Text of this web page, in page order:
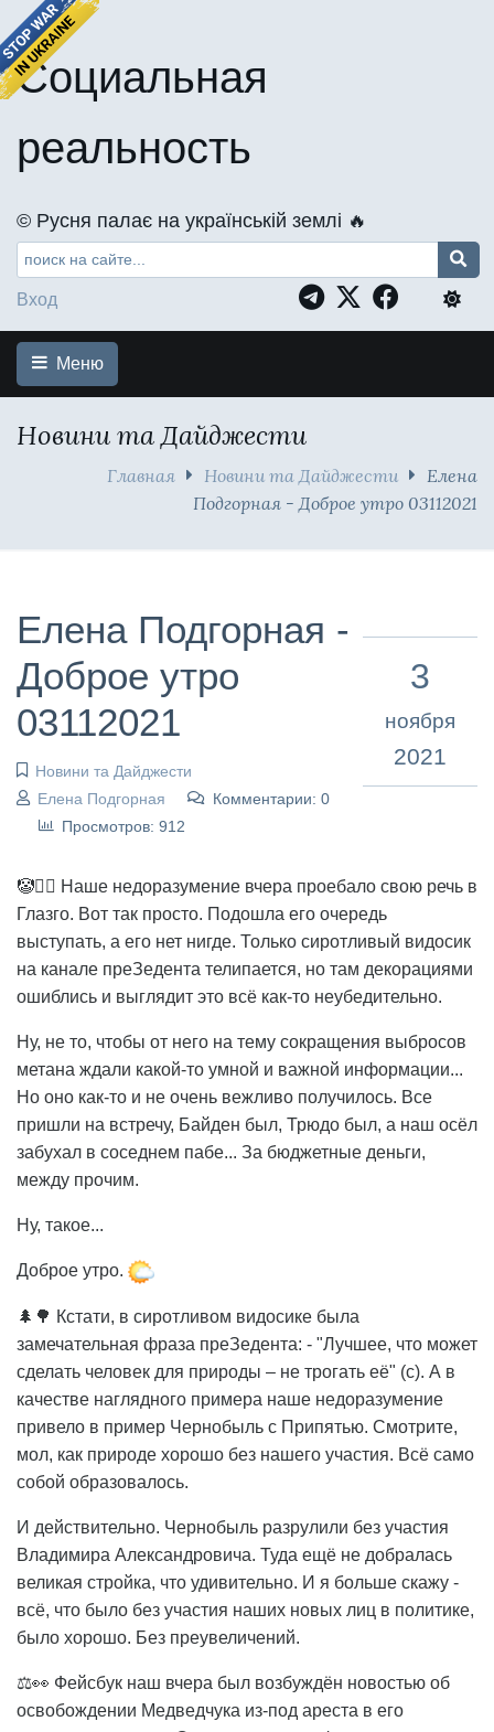
Социальная
реальность
©️ Русня палає на українській землі 🔥
Вход
Меню
Новини та Дайджести
Главная Новини та Дайджести
Елена
Подгорная - Доброе утро 03112021
Елена Подгорная -
Доброе утро
03112021
Новини та Дайджести
Елена Подгорная
Комментарии: 0
Просмотров: 912
3
ноября
2021
🤡🤷‍♀️ Наше недоразумение вчера проебало свою речь в
Глазго. Вот так просто. Подошла его очередь
выступать, а его нет нигде. Только сиротливый видосик
на канале преЗедента телипается, но там декорациями
ошиблись и выглядит это всё как-то неубедительно.
Ну, не то, чтобы от него на тему сокращения выбросов
метана ждали какой-то умной и важной информации...
Но оно как-то и не очень вежливо получилось. Все
пришли на встречу, Байден был, Трюдо был, а наш осёл
забухал в соседнем пабе... За бюджетные деньги,
между прочим.
Ну, такое...
Доброе утро.
🌲🌳 Кстати, в сиротливом видосике была
замечательная фраза преЗедента: - "Лучшее, что может
сделать человек для природы – не трогать её" (с). А в
качестве наглядного примера наше недоразумение
привело в пример Чернобыль с Припятью. Смотрите,
мол, как природе хорошо без нашего участия. Всё само
собой образовалось.
И действительно. Чернобыль разрулили без участия
Владимира Александровича. Туда ещё не добралась
великая стройка, что удивительно. И я больше скажу -
всё, что было без участия наших новых лиц в политике,
было хорошо. Без преувеличений.
⚖️👀 Фейсбук наш вчера был возбуждён новостью об
освобождении Медведчука из-под ареста в его